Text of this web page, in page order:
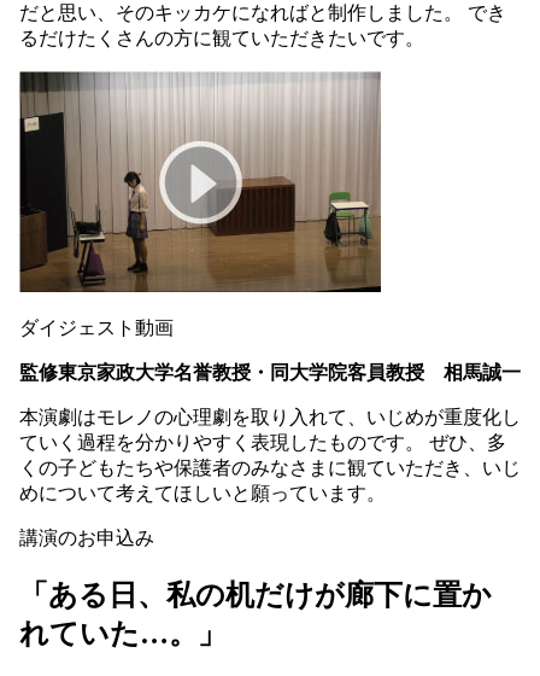
だと思い、そのキッカケになればと制作しました。 でき
るだけたくさんの方に観ていただきたいです。
ダイジェスト動画
監修東京家政大学名誉教授・同大学院客員教授 相馬誠一
本演劇はモレノの心理劇を取り入れて、いじめが重度化し
ていく過程を分かりやすく表現したものです。 ぜひ、多
くの子どもたちや保護者のみなさまに観ていただき、いじ
めについて考えてほしいと願っています。
講演のお申込み
「ある日、私の机だけが廊下に置か
れていた…。」